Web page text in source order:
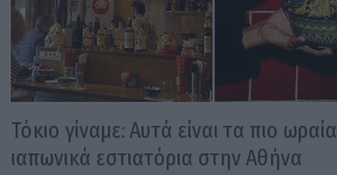
Τόκιο γίναμε: Αυτά είναι τα πιο ωραία
ιαπωνικά εστιατόρια στην Αθήνα